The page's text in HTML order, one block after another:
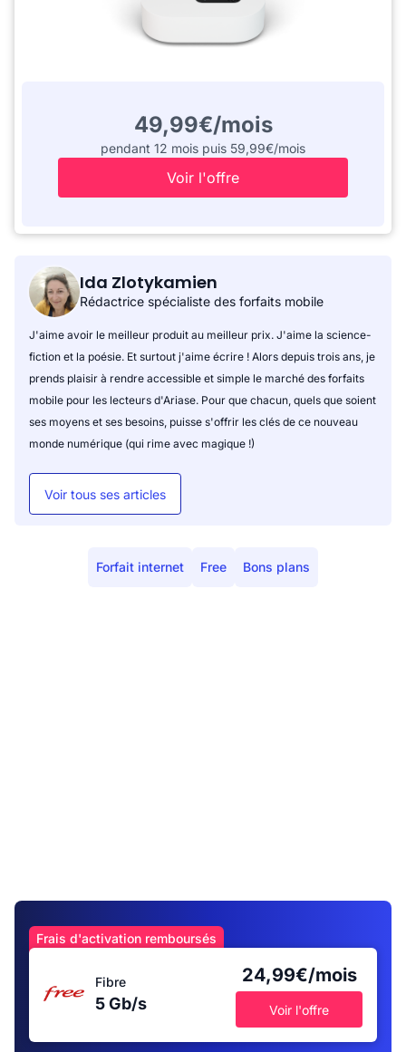
49,99€/mois
pendant 12 mois puis 59,99€/mois
Voir l'offre
Ida Zlotykamien
Rédactrice spécialiste des forfaits mobile
J'aime avoir le meilleur produit au meilleur prix. J'aime la science-
fiction et la poésie. Et surtout j'aime écrire ! Alors depuis trois ans, je
prends plaisir à rendre accessible et simple le marché des forfaits
mobile pour les lecteurs d'Ariase. Pour que chacun, quels que soient
ses moyens et ses besoins, puisse s'offrir les clés de ce nouveau
monde numérique (qui rime avec magique !)
Voir tous ses articles
Forfait internet Free Bons plans
Frais d'activation remboursés
Fibre
5 Gb/s
24,99€/mois
Voir l'offre